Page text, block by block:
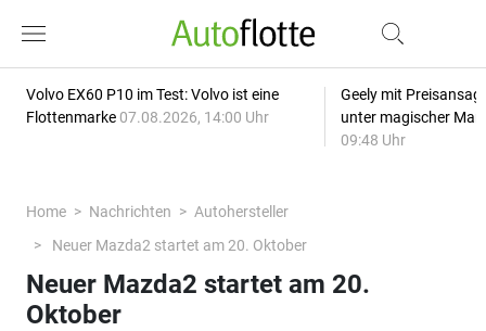
Volvo EX60 P10 im Test: Volvo ist eine
Flottenmarke 07.08.2026, 14:00 Uhr
Geely mit
unter magischer
09:48 Uhr
Home Nachrichten
Autohersteller
Neuer Mazda2 startet am 20. Oktober
Neuer Mazda2 startet am 20.
Oktober